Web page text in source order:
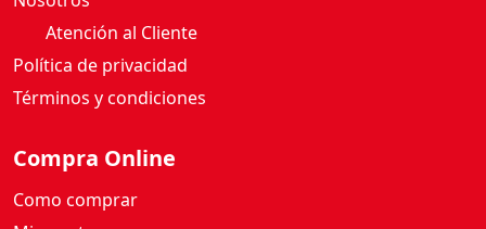
Atención al Cliente
Política de privacidad
Términos y condiciones
Compra Online
Como comprar